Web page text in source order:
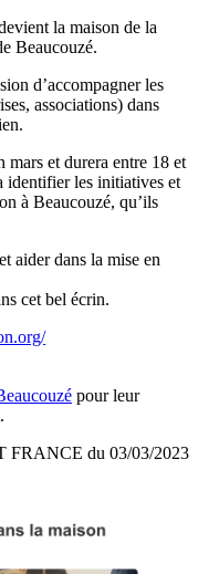
la maison de la
Beaucouzé.
d’accompagner les
associations) dans
mars et durera entre 18 et
identifier les initiatives et
à Beaucouzé, qu’ils
aider dans la mise en
cet bel écrin.
pour leur
FRANCE du 03/03/2023